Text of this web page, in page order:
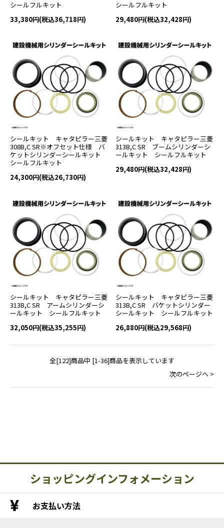
シールフルキット
33,380円(税込36,718円)
シールフルキット
29,480円(税込32,428円)
シールキット キャタピラー三菱
308B,C SR※オフセット仕様 バ
ケットシリンダーシールキット
シールフルキット
24,300円(税込26,730円)
シールキット キャタピラー三菱
313B,C SR ブームシリンダーシ
ールキット シールフルキット
29,480円(税込32,428円)
シールキット キャタピラー三菱
313B,C SR アームシリンダーシ
ールキット シールフルキット
32,050円(税込35,255円)
シールキット キャタピラー三菱
313B,C SR バケットシリンダー
シールキット シールフルキット
26,880円(税込29,568円)
全[122]商品中 [1-36]商品を表示しています
次のページへ >
ショッピングインフォメーション
お支払い方法